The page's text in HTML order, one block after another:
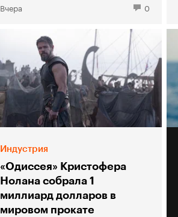
Вчера 0
Индустрия
«Одиссея» Кристофера
Нолана собрала 1
миллиард долларов в
мировом прокате